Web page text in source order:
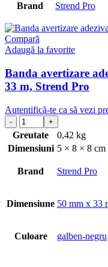
Brand Strend Pro
Compară
Adaugă la favorite
Banda avertizare
33 m, Strend Pro
Autentifică-te ca să vezi
Greutate
0,42 kg
Dimensiuni 5 × 8 × 8 cm
Brand Strend Pro
Dimensiune 50 mm x 33
Culoare galben-negru